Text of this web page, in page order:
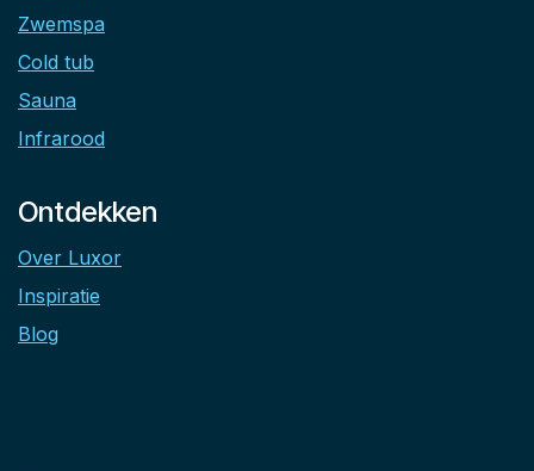
Zwemspa
Cold tub
Sauna
Infrarood
Ontdekken
Over Luxor
Inspiratie
Blog